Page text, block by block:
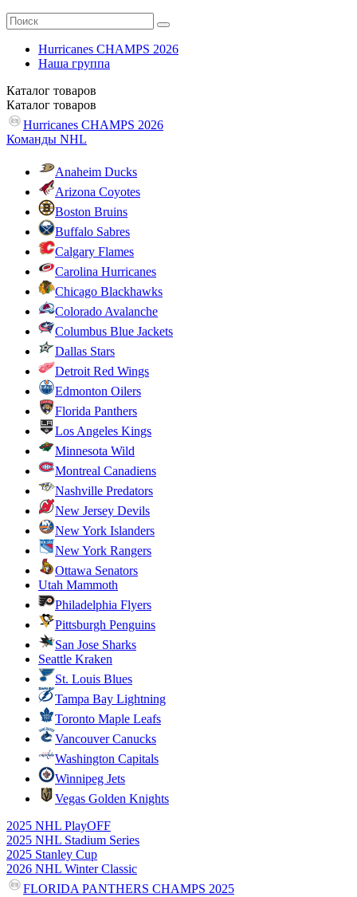
Hurricanes CHAMPS 2026
Наша группа
Каталог товаров
Каталог товаров
Hurricanes CHAMPS 2026
Команды NHL
Anaheim Ducks
Arizona Coyotes
Boston Bruins
Buffalo Sabres
Calgary Flames
Carolina Hurricanes
Chicago Blackhawks
Colorado Avalanche
Columbus Blue Jackets
Dallas Stars
Detroit Red Wings
Edmonton Oilers
Florida Panthers
Los Angeles Kings
Minnesota Wild
Montreal Canadiens
Nashville Predators
New Jersey Devils
New York Islanders
New York Rangers
Ottawa Senators
Utah Mammoth
Philadelphia Flyers
Pittsburgh Penguins
San Jose Sharks
Seattle Kraken
St. Louis Blues
Tampa Bay Lightning
Toronto Maple Leafs
Vancouver Canucks
Washington Capitals
Winnipeg Jets
Vegas Golden Knights
2025 NHL PlayOFF
2025 NHL Stadium Series
2025 Stanley Cup
2026 NHL Winter Classic
FLORIDA PANTHERS CHAMPS 2025